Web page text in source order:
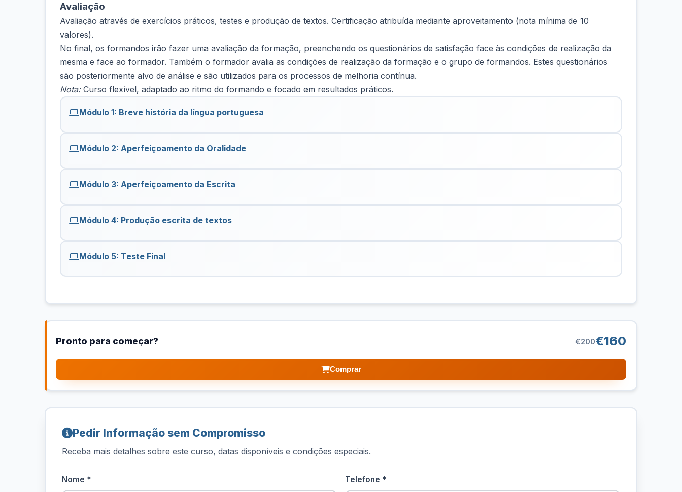
Avaliação
Avaliação através de exercícios práticos, testes e produção de textos. Certificação atribuída mediante aproveitamento (nota mínima de 10
valores).
No final, os formandos irão fazer uma avaliação da formação, preenchendo os questionários de satisfação face às condições de realização da
mesma e face ao formador. Também o formador avalia as condições de realização da formação e o grupo de formandos. Estes questionários
são posteriormente alvo de análise e são utilizados para os processos de melhoria contínua.
Nota:Curso flexível, adaptado ao ritmo do formando e focado em resultados práticos.
Módulo 1: Breve história da língua portuguesa
Módulo 2: Aperfeiçoamento da Oralidade
Módulo 3: Aperfeiçoamento da Escrita
Módulo 4: Produção escrita de textos
Módulo 5: Teste Final
Pronto para começar? €200€160
Comprar
Pedir Informação sem Compromisso
Receba mais detalhes sobre este curso, datas disponíveis e condições especiais.
Nome * Telefone *